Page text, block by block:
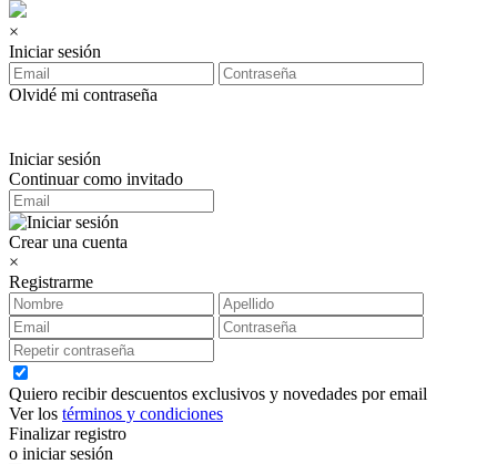
×
Iniciar sesión
Olvidé mi contraseña
Iniciar sesión
Continuar como invitado
Crear una cuenta
×
Registrarme
Quiero recibir descuentos exclusivos y novedades por email
Ver los términos y condiciones
Finalizar registro
o iniciar sesión